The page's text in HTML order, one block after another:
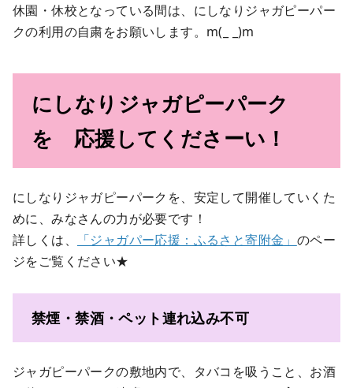
休園・休校となっている間は、にしなりジャガピーパー
クの利用の自粛をお願いします。m(_ _)m
にしなりジャガピーパーク
を 応援してくださーい！
にしなりジャガピーパークを、安定して開催していくた
めに、みなさんの力が必要です！
詳しくは、
「ジャガパー応援：ふるさと寄附金」 のペー
ジをご覧ください★
禁煙・禁酒・ペット連れ込み不可
ジャガピーパークの敷地内で、タバコを吸うこと、お酒